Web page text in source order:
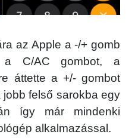
az Apple a -/+ gomb
a C/AC gombot, a
áttette a +/- gombot
felső sarokba egy
így már mindenki
alkalmazással.